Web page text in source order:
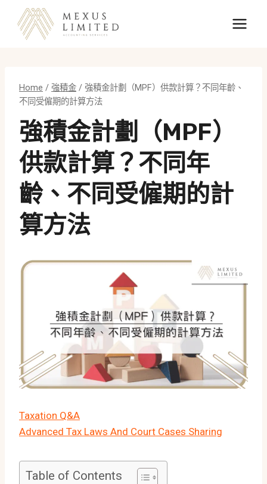
content
Home / 強積金 / 強積金計劃（MPF）供款計算？不同年齡、
不同受僱期的計算方法
強積金計劃（MPF）
供款計算？不同年
齡、不同受僱期的計
算方法
Taxation Q&A
Advanced Tax Laws And Court Cases Sharing
Table of Contents